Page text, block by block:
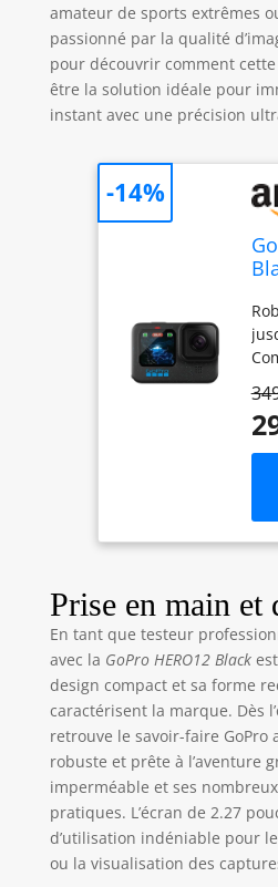
amateur de sports extrêmes
passionné par la qualité
pour découvrir comment
être la solution idéale pour
instant avec une précision
sa
les
-14%
Prise en main et
En tant que testeur
avec la GoPro HERO12 Black
design compact et sa forme
caractérisent la marque. Dès
retrouve le savoir-faire GoPro
robuste et prête à l’aventure
imperméable et ses
pratiques. L’écran de 2.27
d’utilisation indéniable pour
ou la visualisation des